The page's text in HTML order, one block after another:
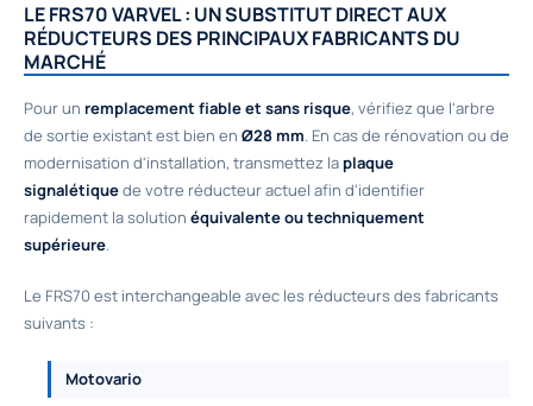
LE FRS70 VARVEL : UN SUBSTITUT DIRECT AUX
RÉDUCTEURS DES PRINCIPAUX FABRICANTS DU
MARCHÉ
Pour un remplacement fiable et sans risque, vérifiez que l'arbre
de sortie existant est bien en Ø28 mm. En cas de rénovation ou de
modernisation d'installation, transmettez laplaque
signalétiquede votre réducteur actuel afin d'identifier
rapidement la solution équivalente ou techniquement
supérieure.
Le FRS70 est interchangeable avec les réducteurs des fabricants
suivants :
Motovario